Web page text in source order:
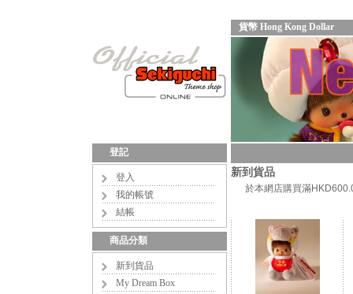
貨幣 Hong Kong Dollar
登記
登入
我的帳號
結帳
商品分類
新到貨品
My Dream Box
新到貨品
於本網店購買滿